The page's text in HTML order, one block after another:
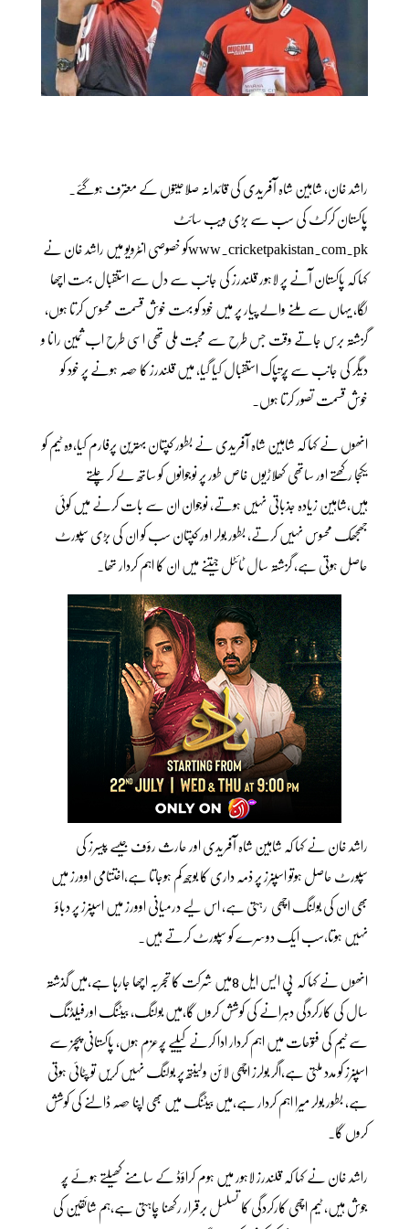
راشد خان، شاہین شاہ آفریدی کی قائدانہ صلاحیتوں کے معترف ہوگئے۔
پاکستان کرکٹ کی سب سے بڑی ویب سائٹ
www.cricketpakistan.com.pkکو خصوصی انٹرویو میں راشد خان نے
کہا کہ پاکستان آنے پر لاہور قلندرز کی جانب سے دل سے استقبال بہت اچھا
لگا، یہاں سے ملنے والے پیار پر میں خود کو بہت خوش قسمت محسوس کرتا ہوں،
گزشتہ برس جاتے وقت جس طرح سے محبت ملی تھی اسی طرح اب ثمین رانا و
دیگر کی جانب سے پُرتپاک استقبال کیا گیا، میں قلندرز کا حصہ ہونے پر خود کو
خوش قسمت تصور کرتا ہوں۔
انھوں نے کہا کہ شاہین شاہ آفریدی نے بطور کپتان بہترین پرفارم کیا،وہ ٹیم کو
یکجا رکھتے اور ساتھی کھلاڑیوں خاص طور پر نوجوانوں کو ساتھ لے کر چلتے
ہیں،شاہین زیادہ جذباتی نہیں ہوتے، نوجوان ان سے بات کرنے میں کوئی
جھجھک محسوس نہیں کرتے، بطور بولر اور کپتان سب کو ان کی بڑی سپورٹ
حاصل ہوتی ہے، گزشتہ سال ٹائٹل جیتنے میں ان کا اہم کردار تھا۔
راشد خان نے کہا کہ شاہین شاہ آفریدی اور حارث رؤف جیسے پیسرز کی
سپورٹ حاصل ہوتو اسپنرز پر ذمہ داری کا بوجھ کم ہوجاتا ہے،اختتامی اوورز میں
بھی ان کی بولنگ اچھی رہتی ہے، اس لیے درمیانی اوورز میں اسپنرز پر دباؤ
نہیں ہوتا،سب ایک دوسرے کو سپورٹ کرتے ہیں۔
انھوں نے کہا کہ پی ایس ایل 8میں شرکت کا تجربہ اچھا جارہا ہے،میں گذشتہ
سال کی کارکردگی دہرانے کی کوشش کروں گا،میں بولنگ، بیٹنگ اورفیلڈنگ
سے ٹیم کی فتوحات میں اہم کردار ادا کرنے کیلیے پُرعزم ہوں، پاکستانی پچز سے
اسپنرز کو مدد ملتی ہے،اگر بولرز اچھی لائن ولینتھ پر بولنگ نہیں کریں تو پٹائی ہوتی
ہے، بطور بولر میرا اہم کردار ہے،میں بیٹنگ میں بھی اپنا حصہ ڈالنے کی کوشش
کروں گا۔
راشد خان نے کہا کہ قلندرز لاہور میں ہوم کراؤڈ کے سامنے کھیلتے ہوئے پُر
جوش ہیں، ٹیم اچھی کارکردگی کا تسلسل برقرار رکھنا چاہتی ہے،ہم شائقین کی